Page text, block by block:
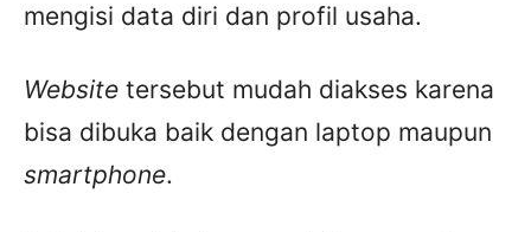
mengisi data diri dan profil usaha.
Website tersebut mudah diakses karena
bisa dibuka baik dengan laptop maupun
smartphone.